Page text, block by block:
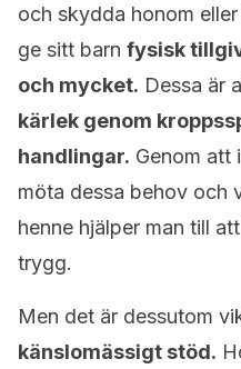
och skydda honom
ge sitt barn fysisk
och mycket. Dessa är
kärlek genom
handlingar. Genom att
möta dessa behov och
henne hjälper man till
trygg.
Men det är dessutom
känslomässigt stöd.